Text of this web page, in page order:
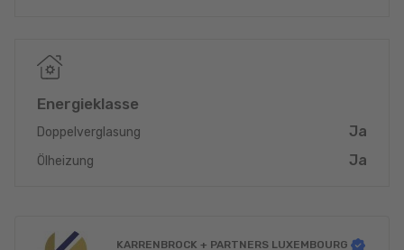
Diese Immobilie eröffnet die einmalige Möglichkeit zur
individuellen Gestaltung und Modernisierung nach eigenen
Vorstellungen. Ein naheliegendes Nutzungsszenario ist die
Wiederbelebung als Hotel- oder Restaurantbetrieb, um direkt
von der hohen Besucherfrequenz im Müllerthal zu profitieren. Die
bereits vorhandene Struktur eines Gewerbebetriebs erleichtert
diesen Weg. Alternativ bietet sich auch die Umwandlung in ein
gehobene private Nutzung sehr interessant.
Energieklasse
Doppelverglasung Ja
Ölheizung Ja
KARRENBROCK + PARTNERS LUXEMBOURG